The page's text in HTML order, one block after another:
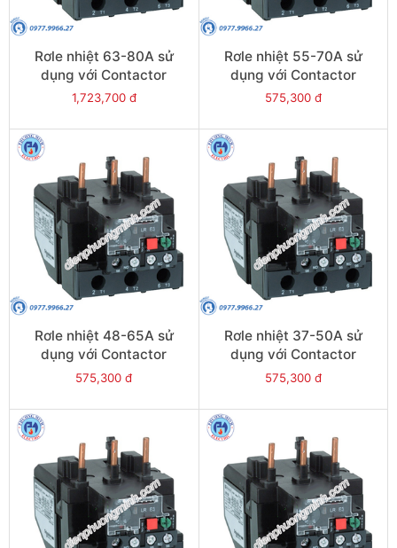
Rơle nhiệt 63-80A sử
dụng với Contactor
LC1E80-E95 - Model
1,723,700 đ
Rơle nhiệt 55-70A sử
dụng với Contactor
LC1E80-E95 - Model
575,300 đ
Rơle nhiệt 48-65A sử
dụng với Contactor
LC1E65-E95 - Model
575,300 đ
Rơle nhiệt 37-50A sử
dụng với Contactor
LC1E50-E95 - Model
575,300 đ